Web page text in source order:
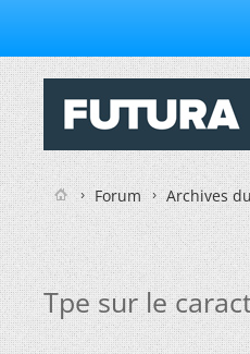
Forum Archives
Tpe sur le